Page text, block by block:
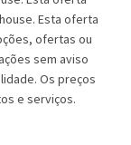
Esta oferta
ofertas ou
sem aviso
Os preços
e serviços.